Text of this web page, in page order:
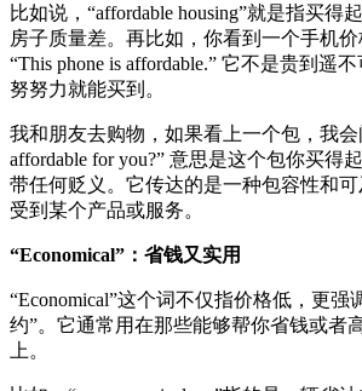
比如说，“affordable housing”就是指买得
房子质量差。再比如，你看到一个手机
“This phone is affordable.” 它不是贵到遥
努努力就能买到。
我和朋友去购物，如果看上一个包，我会
affordable for you?” 意思是这个包你买得
带任何贬义。它传达的是一种包容性和
受到某个产品或服务。
“Economical”：省钱又实用
“Economical”这个词不仅指价格低，更强
约”。它通常用在那些能够帮你省钱或者
上。